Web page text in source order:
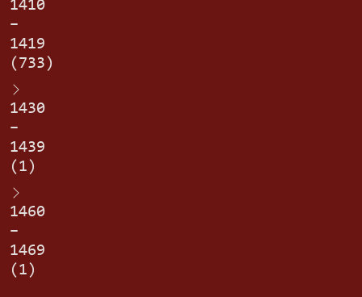
1410
–
1419
(733)
1430
–
1439
(1)
1460
–
1469
(1)